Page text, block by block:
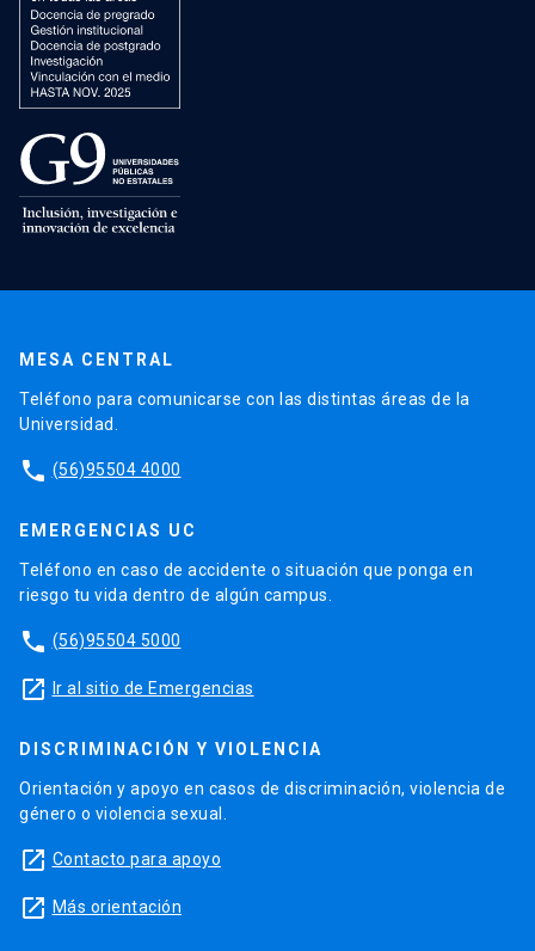
MESA CENTRAL
Teléfono para comunicarse con las distintas áreas de la
Universidad.
phone (56)95504 4000
EMERGENCIAS UC
Teléfono en caso de accidente o situación que ponga en
riesgo tu vida dentro de algún campus.
phone (56)95504 5000
launch Ir al sitio de Emergencias
DISCRIMINACIÓN Y VIOLENCIA
Orientación y apoyo en casos de discriminación, violencia de
género o violencia sexual.
launch Contacto para apoyo
launch Más orientación